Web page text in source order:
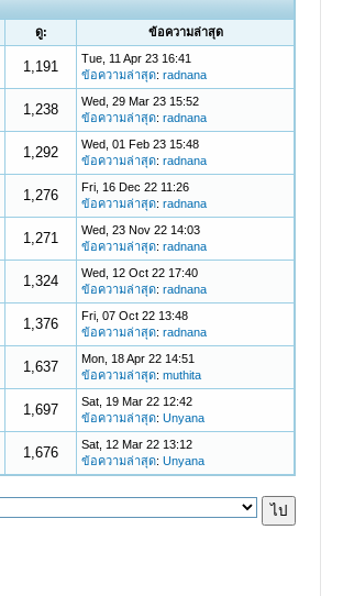
ดู: ข้อความล่าสุด
1,191
Tue, 11 Apr 23 16:41
ข้อความล่าสุด:radnana
1,238
Wed, 29 Mar 23 15:52
ข้อความล่าสุด:radnana
1,292
Wed, 01 Feb 23 15:48
ข้อความล่าสุด:radnana
1,276
Fri, 16 Dec 22 11:26
ข้อความล่าสุด:radnana
1,271
Wed, 23 Nov 22 14:03
ข้อความล่าสุด:radnana
1,324
Wed, 12 Oct 22 17:40
ข้อความล่าสุด:radnana
1,376
Fri, 07 Oct 22 13:48
ข้อความล่าสุด:radnana
1,637
Mon, 18 Apr 22 14:51
ข้อความล่าสุด:muthita
1,697
Sat, 19 Mar 22 12:42
ข้อความล่าสุด:Unyana
1,676
Sat, 12 Mar 22 13:12
ข้อความล่าสุด:Unyana